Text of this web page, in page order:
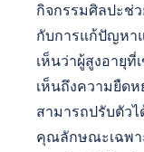
กิจกรรมศิลปะช่
กับการแก้ปัญหา
เห็นว่าผู้สูงอายุที่
เห็นถึงความยืด
สามารถปรับตัว
คุณลักษณะเฉพา